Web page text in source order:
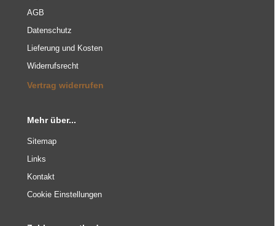
AGB
Datenschutz
Lieferung und Kosten
Widerrufsrecht
Vertrag widerrufen
Mehr über...
Sitemap
Links
Kontakt
Cookie Einstellungen